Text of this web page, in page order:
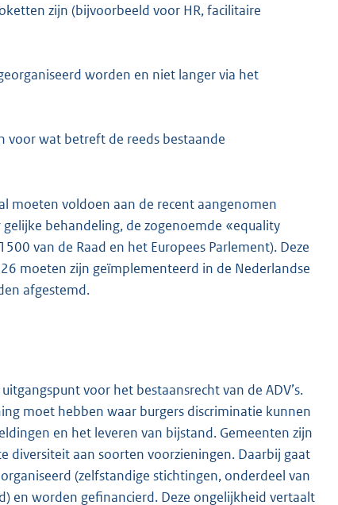
zijn (bijvoorbeeld voor HR, facilitaire
worden en niet langer via het
voor wat betreft de reeds bestaande
moeten voldoen aan de recent aangenomen
behandeling, de zogenoemde «equality
van de Raad en het Europees Parlement). Deze
moeten zijn geïmplementeerd in de Nederlandse
afgestemd.
voor het bestaansrecht van de ADV’s.
moet hebben waar burgers discriminatie kunnen
en het leveren van bijstand. Gemeenten zijn
diversiteit aan soorten voorzieningen. Daarbij gaat
(zelfstandige stichtingen, onderdeel van
en worden gefinancierd. Deze ongelijkheid vertaalt